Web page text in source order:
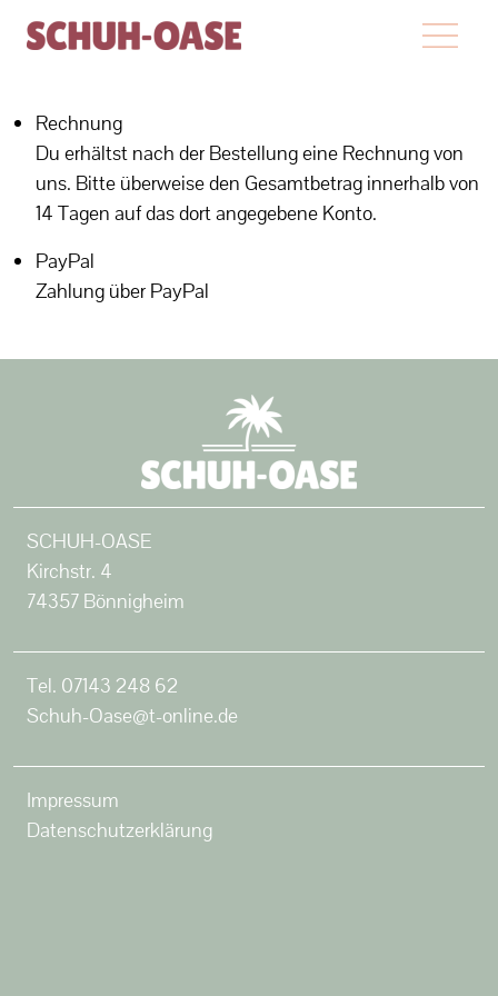
Rechnung
Du erhältst nach der Bestellung eine Rechnung von
uns. Bitte überweise den Gesamtbetrag innerhalb von
14 Tagen auf das dort angegebene Konto.
PayPal
Zahlung über PayPal
SCHUH-OASE
Kirchstr. 4
74357 Bönnigheim
Tel. 07143 248 62
Schuh-Oase@t-online.de
Impressum
Datenschutzerklärung